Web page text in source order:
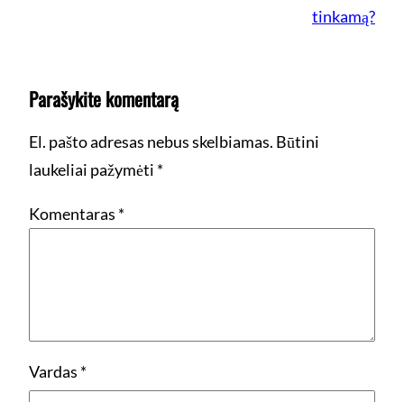
tinkamą?
Parašykite komentarą
El. pašto adresas nebus skelbiamas. Būtini
laukeliai pažymėti *
Komentaras *
Vardas *